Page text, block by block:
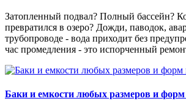
Затопленный подвал? Полный бассейн?
превратился в озеро? Дожди, паводок,
трубопроводе - вода приходит без
час промедления - это испорченный
Баки и емкости любых размеров и